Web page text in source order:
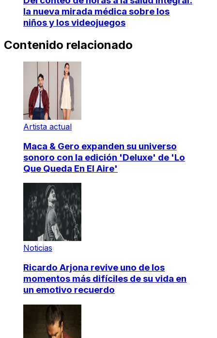
la nueva mirada médica sobre los
niños y los videojuegos
Contenido relacionado
Artista actual
Maca & Gero expanden su universo
sonoro con la edición 'Deluxe' de 'Lo
Que Queda En El Aire'
Noticias
Ricardo Arjona revive uno de los
momentos más difíciles de su vida en
un emotivo recuerdo